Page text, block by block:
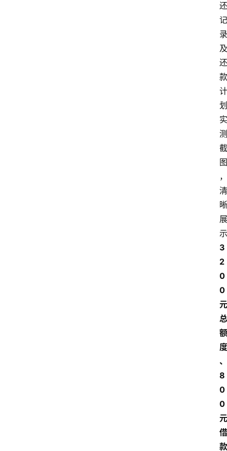
还
记
录
及
还
款
计
划
实
测
截
图
，
清
晰
展
示
3
2
0
0
元
总
额
度
、
8
0
0
元
借
款